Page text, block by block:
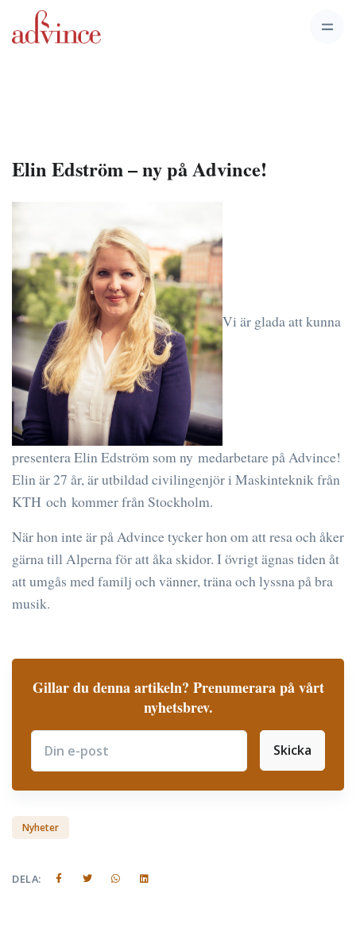
Elin Edström – ny på Advince!
Vi är glada att kunna
presentera Elin Edström som ny medarbetare på Advince!
Elin är 27 år, är utbildad civilingenjör i Maskinteknik från
KTH och kommer från Stockholm.
När hon inte är på Advince tycker hon om att resa och åker
gärna till Alperna för att åka skidor. I övrigt ägnas tiden åt
att umgås med familj och vänner, träna och lyssna på bra
musik.
Gillar du denna artikeln? Prenumerara på vårt
nyhetsbrev.
Subscribe
Skicka
Nyheter
DELA: